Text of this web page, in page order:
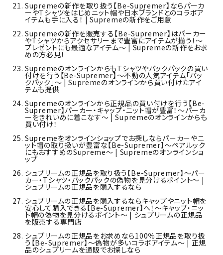
Supremeの新作を取り扱う【Be-Supremer】ならパーカ
ーやTシャツをはじめニット帽や日本ブランドとのコラボア
イテムも手に入る！ | Supremeの新作をご用意
Supremeの新作を販売する【Be-Supremer】はパーカー
やTシャツからアクセサリーまで豊富にアイテムが揃う！～
プレゼントにも最適なアイテム～ | Supremeの新作をお求
めの方必見！
SupremeのオンラインからもTシャツやバックパックの買い
付けを行う【Be-Supremer】～不動の人気アイテム「バッ
クパック」～ | Supremeのオンラインから買い付けたアイ
テムも提供
Supremeのオンラインから正規品の買い付けを行う【Be-
Supremer】パーカー・キャップ・ニット帽が豊富！～パーカ
ーをきれいめに着こなす～ | Supremeのオンラインからも
買い付け！
Supremeをオンラインショップでお探しならパーカーやニ
ット帽の取り扱いが豊富な【Be-Supremer】～ペアルック
にもおすすめのSupreme～ | Supremeのオンラインショ
ップ
シュプリームの正規品を取り扱う【Be-Supremer】～パー
カー・Tシャツ・バックパックの偽物を見分けるポイント～ |
シュプリームの正規品を購入するなら
シュプリームの正規品を購入するならキャップやニット帽を
安心して購入できる【Be-Supremer】へ！～キャップ・ニッ
ト帽の偽物を見分けるポイント～ | シュプリームの正規品
を販売する専門店
シュプリームの正規品をお求めなら100％正規品を取り扱
う【Be-Supremer】～偽物が多いコラボアイテム～ | 正規
品のシュプリームを通販でお探しなら